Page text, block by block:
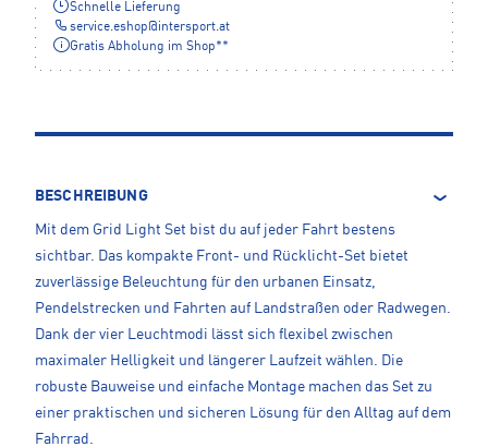
Schnelle Lieferung
service.eshop@intersport.at
Gratis Abholung im Shop**
BESCHREIBUNG
Mit dem Grid Light Set bist du auf jeder Fahrt bestens
sichtbar. Das kompakte Front- und Rücklicht-Set bietet
zuverlässige Beleuchtung für den urbanen Einsatz,
Pendelstrecken und Fahrten auf Landstraßen oder Radwegen.
Dank der vier Leuchtmodi lässt sich flexibel zwischen
maximaler Helligkeit und längerer Laufzeit wählen. Die
robuste Bauweise und einfache Montage machen das Set zu
einer praktischen und sicheren Lösung für den Alltag auf dem
Fahrrad.